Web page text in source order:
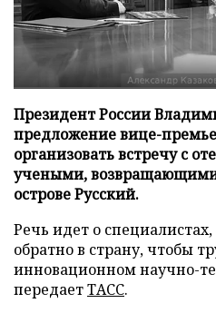
Президент России
предложение вице-
организовать встречу с
учеными,
острове Русский.
Речь идет о
обратно в страну, чтобы
инновационном научно-
передаетТАСС.